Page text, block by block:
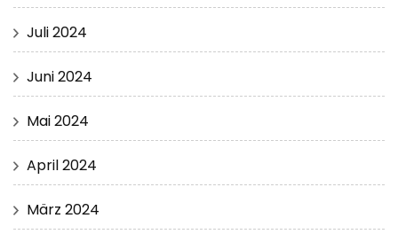
Juli 2024
Juni 2024
Mai 2024
April 2024
März 2024